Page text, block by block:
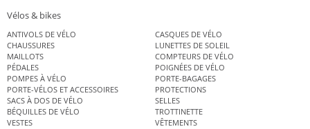
Vélos & bikes
ANTIVOLS DE VÉLO
CASQUES DE VÉLO
CHAUSSURES
LUNETTES DE SOLEIL
MAILLOTS
COMPTEURS DE VÉLO
PÉDALES
POIGNÉES DE VÉLO
POMPES À VÉLO
PORTE-BAGAGES
PORTE-VÉLOS ET ACCESSOIRES
PROTECTIONS
SACS À DOS DE VÉLO
SELLES
BÉQUILLES DE VÉLO
TROTTINETTE
VESTES
VÊTEMENTS